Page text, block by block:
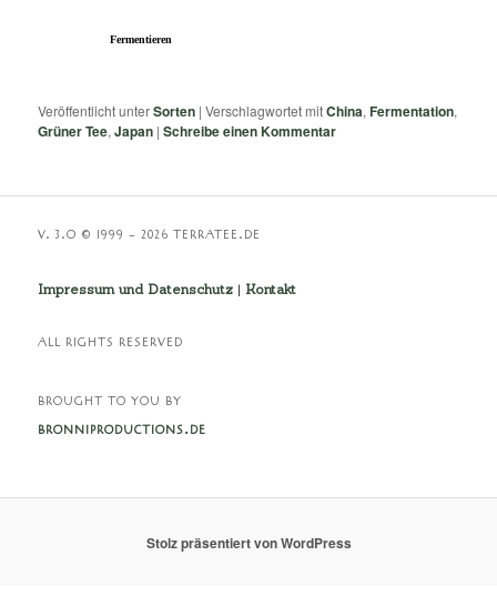
Fermentieren
Veröffentlicht unterSorten |Verschlagwortet mitChina,Fermentation,
Grüner Tee,Japan |Schreibe einen Kommentar
V. 3.O © 1999 – 2026 TERRATEE.DE
Impressum und Datenschutz | Kontakt
ALL RIGHTS RESERVED
BROUGHT TO YOU BY
BRONNIPRODUCTIONS.DE
Stolz präsentiert von WordPress